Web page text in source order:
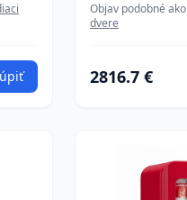
Objav podobné ako
dvere
2816.7 €